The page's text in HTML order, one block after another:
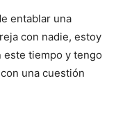
entablar una
con nadie, estoy
este tiempo y tengo
una cuestión